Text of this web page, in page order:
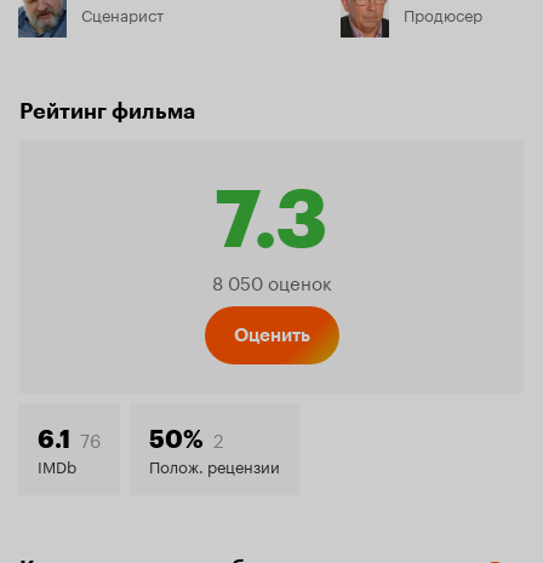
Сценарист Продюсер
Рейтинг фильма
7.3
Рейтинг
7.3
8 050 оценок
Оценить
6.1 76
IMDb
50% 2
Полож. рецензии